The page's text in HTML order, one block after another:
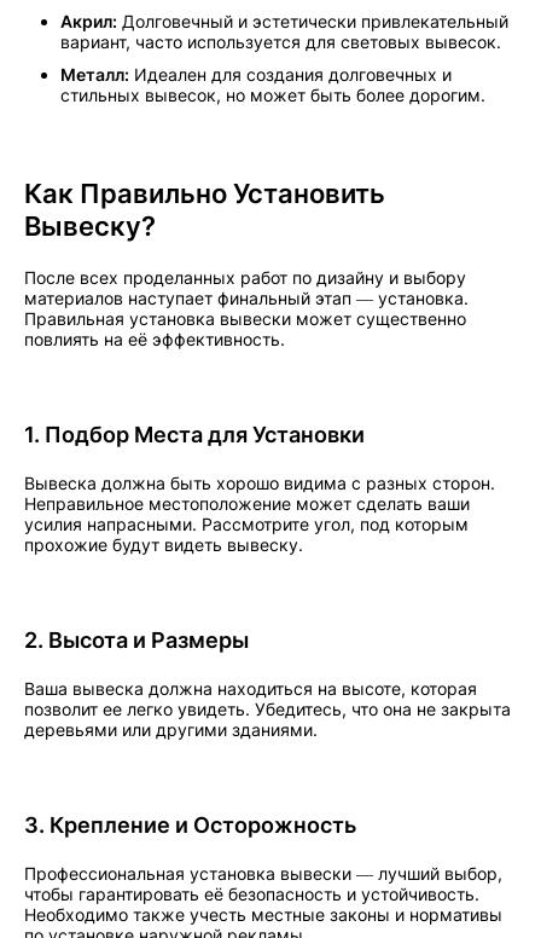
Акрил: Долговечный и эстетически привлекательный
вариант, часто используется для световых вывесок.
Металл: Идеален для создания долговечных и
стильных вывесок, но может быть более дорогим.
Как Правильно Установить
Вывеску?
После всех проделанных работ по дизайну и выбору
материалов наступает финальный этап — установка.
Правильная установка вывески может существенно
повлиять на её эффективность.
1. Подбор Места для Установки
Вывеска должна быть хорошо видима с разных сторон.
Неправильное местоположение может сделать ваши
усилия напрасными. Рассмотрите угол, под которым
прохожие будут видеть вывеску.
2. Высота и Размеры
Ваша вывеска должна находиться на высоте, которая
позволит ее легко увидеть. Убедитесь, что она не закрыта
деревьями или другими зданиями.
3. Крепление и Осторожность
Профессиональная установка вывески — лучший выбор,
чтобы гарантировать её безопасность и устойчивость.
Необходимо также учесть местные законы и нормативы